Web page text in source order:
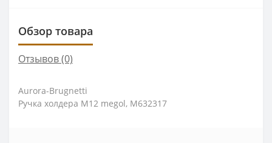
Обзор товара
Отзывов (0)
Aurora-Brugnetti
Ручка холдера М12 megol, M632317